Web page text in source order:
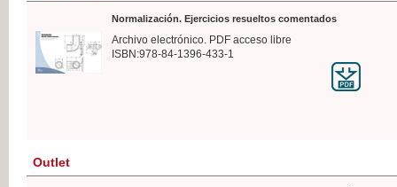
Normalización. Ejercicios resueltos comentados
Archivo electrónico. PDF acceso libre
ISBN:978-84-1396-433-1
Outlet